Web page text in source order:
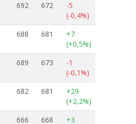
692 672
-5
(-0,4%)
688 681
+7
(+0,5%)
689 673
-1
(-0,1%)
682 681
+29
(+2,2%)
666 668 +3